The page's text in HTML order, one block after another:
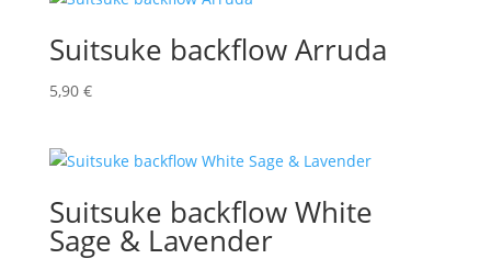
Suitsuke backflow Arruda
5,90 €
Suitsuke backflow White
Sage & Lavender